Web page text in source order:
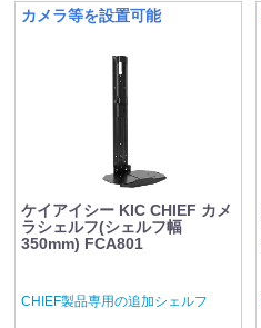
カメラ等を設置可能
ケイアイシー KIC CHIEF カメ
ラシェルフ(シェルフ幅
350mm) FCA801
CHIEF製品専用の追加シェルフ